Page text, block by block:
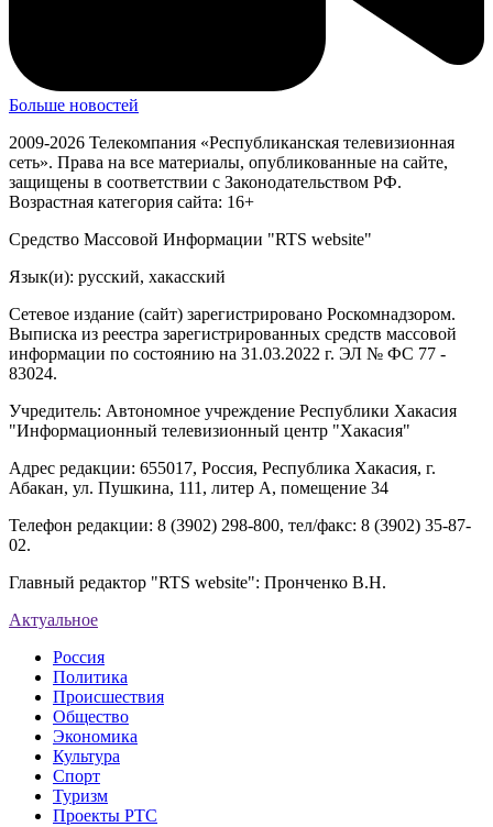
Больше новостей
2009-2026 Телекомпания «Республиканская телевизионная
сеть». Права на все материалы, опубликованные на сайте,
защищены в соответствии с Законодательством РФ.
Возрастная категория сайта: 16+
Средство Массовой Информации "RTS website"
Язык(и): русский, хакасский
Сетевое издание (сайт) зарегистрировано Роскомнадзором.
Выписка из реестра зарегистрированных средств массовой
информации по состоянию на 31.03.2022 г. ЭЛ № ФС 77 -
83024.
Учредитель: Автономное учреждение Республики Хакасия
"Информационный телевизионный центр "Хакасия"
Адрес редакции: 655017, Россия, Республика Хакасия, г.
Абакан, ул. Пушкина, 111, литер А, помещение 34
Телефон редакции: 8 (3902) 298-800, тел/факс: 8 (3902) 35-87-
02.
Главный редактор "RTS website": Пронченко В.Н.
Актуальное
Россия
Политика
Происшествия
Общество
Экономика
Культура
Спорт
Туризм
Проекты РТС